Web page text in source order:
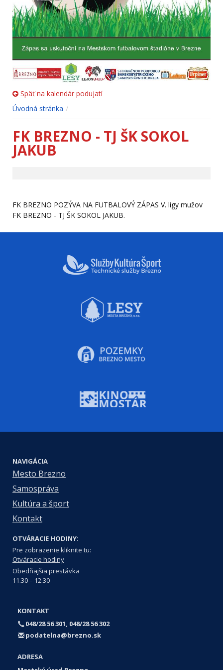
Späť na kalendár podujatí
Úvodná stránka
FK BREZNO - TJ ŠK SOKOL
JAKUB
FK BREZNO POZÝVA NA FUTBALOVÝ ZÁPAS V. ligy mužov
FK BREZNO - TJ ŠK SOKOL JAKUB.
NAVIGÁCIA
Mesto Brezno
Samospráva
Kultúra a šport
Kontakt
OTVÁRACIE HODINY:
Pre zobrazenie kliknite tu:
Otváracie hodiny
Obedňajšia prestávka
11.30 – 12.30
KONTAKT
048/28 56 301, 048/28 56 302
podatelna@brezno.sk
ADRESA